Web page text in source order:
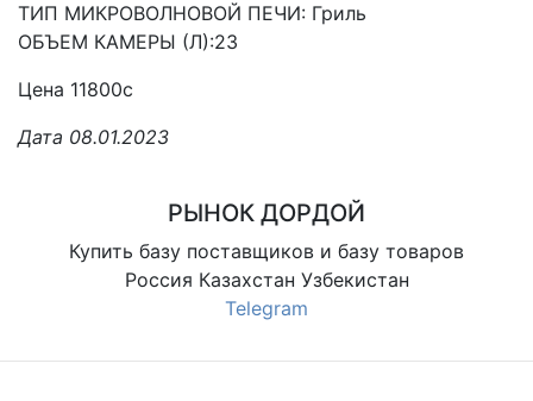
ТИП МИКРОВОЛНОВОЙ ПЕЧИ: Гриль
ОБЪЕМ КАМЕРЫ (Л):23
Цена 11800с
Дата 08.01.2023
РЫНОК ДОРДОЙ
Купить базу поставщиков и базу товаров
Россия Казахстан Узбекистан
Telegram